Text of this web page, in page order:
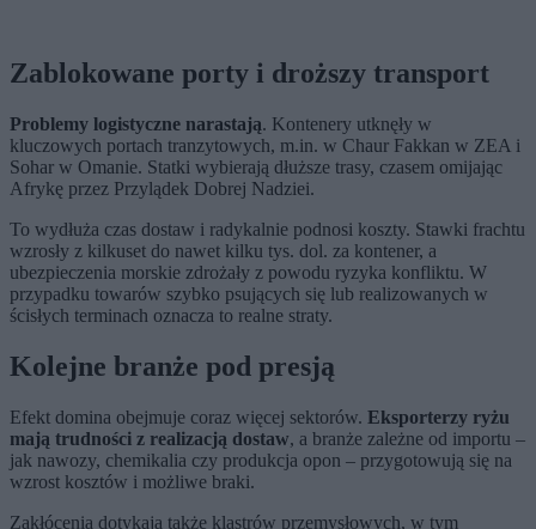
Zablokowane porty i droższy transport
Problemy logistyczne narastają. Kontenery utknęły w
kluczowych portach tranzytowych, m.in. w Chaur Fakkan w ZEA i
Sohar w Omanie. Statki wybierają dłuższe trasy, czasem omijając
Afrykę przez Przylądek Dobrej Nadziei.
To wydłuża czas dostaw i radykalnie podnosi koszty. Stawki frachtu
wzrosły z kilkuset do nawet kilku tys. dol. za kontener, a
ubezpieczenia morskie zdrożały z powodu ryzyka konfliktu. W
przypadku towarów szybko psujących się lub realizowanych w
ścisłych terminach oznacza to realne straty.
Kolejne branże pod presją
Efekt domina obejmuje coraz więcej sektorów. Eksporterzy ryżu
mają trudności z realizacją dostaw, a branże zależne od importu –
jak nawozy, chemikalia czy produkcja opon – przygotowują się na
wzrost kosztów i możliwe braki.
Zakłócenia dotykają także klastrów przemysłowych, w tym